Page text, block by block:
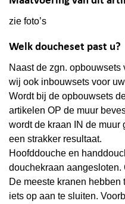
zie foto’s
Welk doucheset past u?
Naast de zgn.
wij ook inbouwsets voor
Wordt bij de opbouwsets
artikelen OP de muur
wordt de kraan
IN de muur
een strakker resultaat.
Hoofddouche en
douchekraan aangesloten.
De meeste kranen
iets op aan te sluiten.